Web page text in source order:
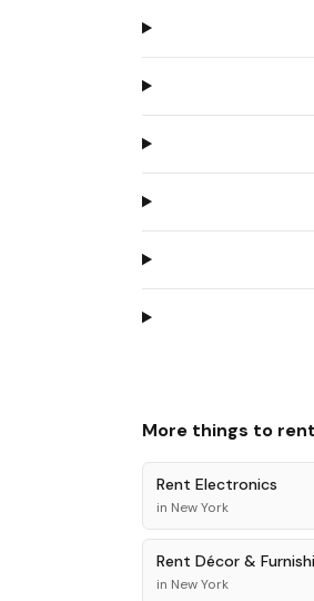
More things to
Rent Electronics
in New York
Rent Décor &
in New York